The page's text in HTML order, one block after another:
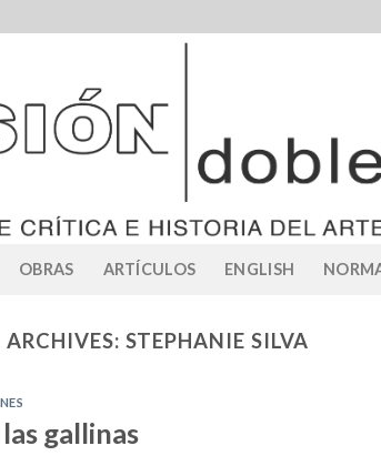
OBRAS ARTÍCULOS ENGLISH
ARCHIVES: STEPHANIE SILVA
gallinas